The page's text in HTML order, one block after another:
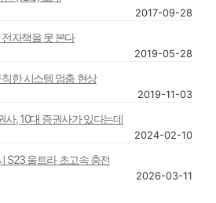
2017-09-28
자책을 못 본다
2019-05-28
한 시스템 멈춤 현상
2019-11-03
, 10대 증권사가 있다는데
2024-02-10
S23 울트라 초고속 충전
2026-03-11